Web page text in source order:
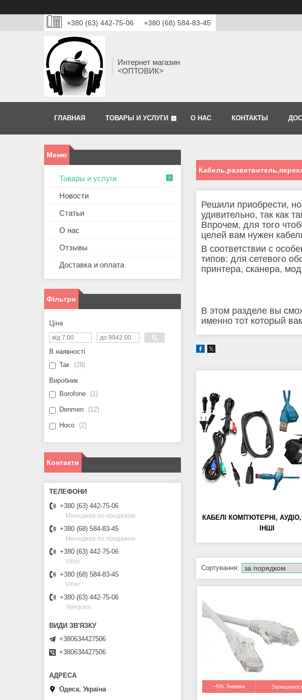
+380 (63) 442-75-06 +380 (68) 584-83-45
Интернет магазин
<ОПТОВИК>
ГЛАВНАЯ ТОВАРЫ И УСЛУГИ О НАС КОНТАКТЫ
Решили приобрести,
удивительно, так как
Впрочем, для того
целей вам нужен
В соответствии с
типов: для сетевого
принтера, сканера,
В этом разделе вы
именно тот который
КАБЕЛІ КОМП'ЮТЕРНІ,
ІНШІ
–5%
Товары и услуги
Новости
Статьи
О нас
Отзывы
Доставка и оплата
Фільтри
Ціна
В наявності
Так
28
Виробник
Borofone
1
Denmen 12
Hoco 2
Контакти
+380 (63) 442-75-06
Менеджер по продажам
+380 (68) 584-83-45
Менеджер по продажам
+380 (63) 442-75-06
Viber
+380 (68) 584-83-45
Viber
+380 (63) 442-75-06
Telegram
+380634427506
+380634427506
Одеса, Україна